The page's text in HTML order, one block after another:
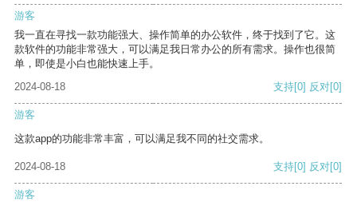
游客
我一直在寻找一款功能强大、操作简单的办公软件，终于找到了它。这
款软件的功能非常强大，可以满足我日常办公的所有需求。操作也很简
单，即使是小白也能快速上手。
2024-08-18
支持[0] 反对[0]
游客
这款app的功能非常丰富，可以满足我不同的社交需求。
2024-08-18 支持[0] 反对[0]
游客